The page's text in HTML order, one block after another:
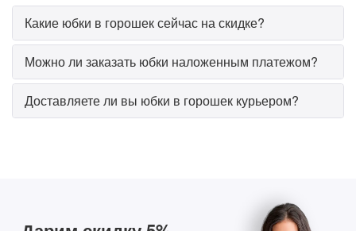
Какие юбки в горошек сейчас на скидке?
Можно ли заказать юбки наложенным платежом?
Доставляете ли вы юбки в горошек курьером?
Дарим скидку 5%за подписку на наш
телеграм-канал
Стильные подборки, эксклюзивные акции и горячие
Подписаться